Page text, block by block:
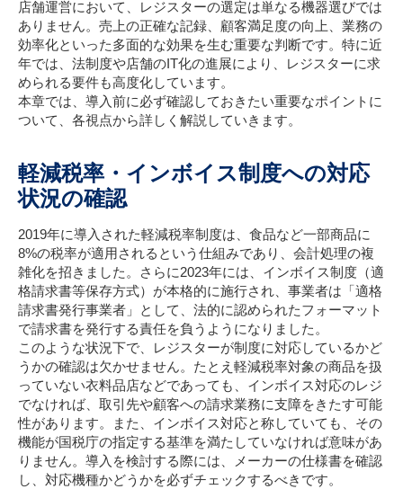
店舗運営において、レジスターの選定は単なる機器選びでは
ありません。売上の正確な記録、顧客満足度の向上、業務の
効率化といった多面的な効果を生む重要な判断です。特に近
年では、法制度や店舗のIT化の進展により、レジスターに求
められる要件も高度化しています。
本章では、導入前に必ず確認しておきたい重要なポイントに
ついて、各視点から詳しく解説していきます。
軽減税率・インボイス制度への対応
状況の確認
2019年に導入された軽減税率制度は、食品など一部商品に
8%の税率が適用されるという仕組みであり、会計処理の複
雑化を招きました。さらに2023年には、インボイス制度（適
格請求書等保存方式）が本格的に施行され、事業者は「適格
請求書発行事業者」として、法的に認められたフォーマット
で請求書を発行する責任を負うようになりました。
このような状況下で、レジスターが制度に対応しているかど
うかの確認は欠かせません。たとえ軽減税率対象の商品を扱
っていない衣料品店などであっても、インボイス対応のレジ
でなければ、取引先や顧客への請求業務に支障をきたす可能
性があります。また、インボイス対応と称していても、その
機能が国税庁の指定する基準を満たしていなければ意味があ
りません。導入を検討する際には、メーカーの仕様書を確認
し、対応機種かどうかを必ずチェックするべきです。